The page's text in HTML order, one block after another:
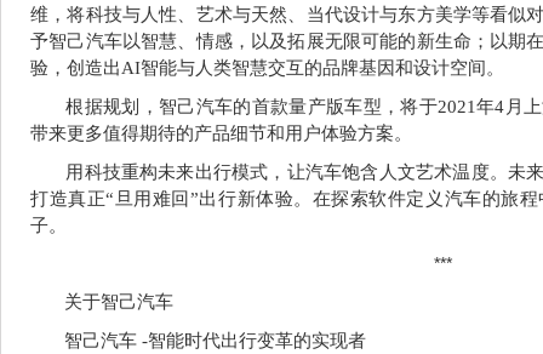
维，将科技与人性、艺术与天然、当代设计与东方美学等看似
予智己汽车以智慧、情感，以及拓展无限可能的新生命；以期
验，创造出AI智能与人类智慧交互的品牌基因和设计空间。
根据规划，智己汽车的首款量产版车型，将于2021年4月
带来更多值得期待的产品细节和用户体验方案。
用科技重构未来出行模式，让汽车饱含人文艺术温度。未
打造真正“旦用难回”出行新体验。在探索软件定义汽车的旅
子。
***
关于智己汽车
智己汽车 -智能时代出行变革的实现者